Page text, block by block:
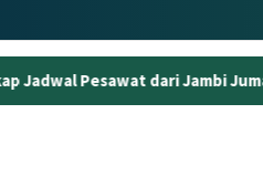
Jumat 7 Agustus 2026: